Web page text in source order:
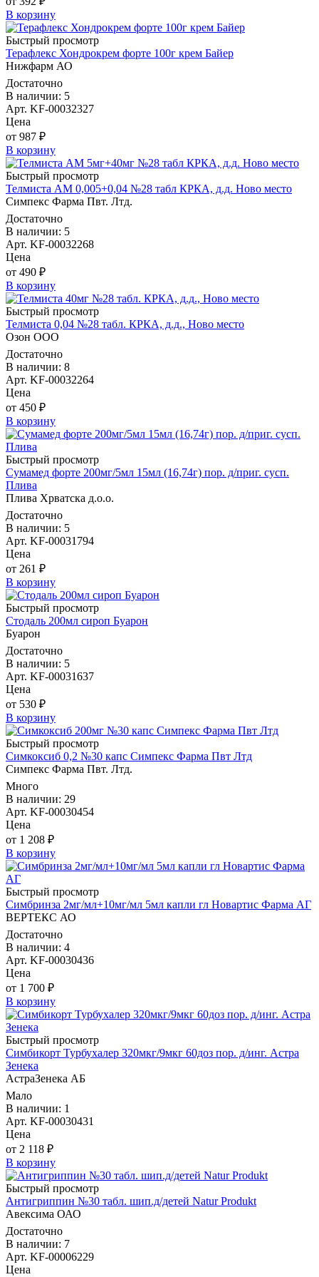
В корзину
Быстрый просмотр
Терафлекс Хондрокрем форте 100г крем Байер
Нижфарм АО
Достаточно
В наличии: 5
Арт. KF-00032327
Цена
от 987 ₽
В корзину
Быстрый просмотр
Телмиста АМ 0,005+0,04 №28 табл КРКА, д.д. Ново место
Симпекс Фарма Пвт. Лтд.
Достаточно
В наличии: 5
Арт. KF-00032268
Цена
от 490 ₽
В корзину
Быстрый просмотр
Телмиста 0,04 №28 табл. КРКА, д.д., Ново место
Озон ООО
Достаточно
В наличии: 8
Арт. KF-00032264
Цена
от 450 ₽
В корзину
Быстрый просмотр
Сумамед форте 200мг/5мл 15мл (16,74г) пор. д/приг. сусп.
Плива
Плива Хрватска д.о.о.
Достаточно
В наличии: 5
Арт. KF-00031794
Цена
от 261 ₽
В корзину
Быстрый просмотр
Стодаль 200мл сироп Буарон
Буарон
Достаточно
В наличии: 5
Арт. KF-00031637
Цена
от 530 ₽
В корзину
Быстрый просмотр
Симкоксиб 0,2 №30 капс Симпекс Фарма Пвт Лтд
Симпекс Фарма Пвт. Лтд.
Много
В наличии: 29
Арт. KF-00030454
Цена
от 1 208 ₽
В корзину
Быстрый просмотр
Симбринза 2мг/мл+10мг/мл 5мл капли гл Новартис Фарма АГ
ВЕРТЕКС АО
Достаточно
В наличии: 4
Арт. KF-00030436
Цена
от 1 700 ₽
В корзину
Быстрый просмотр
Симбикорт Турбухалер 320мкг/9мкг 60доз пор. д/инг. Астра
Зенека
АстраЗенека АБ
Мало
В наличии: 1
Арт. KF-00030431
Цена
от 2 118 ₽
В корзину
Быстрый просмотр
Антигриппин №30 табл. шип.д/детей Natur Produkt
Авексима ОАО
Достаточно
В наличии: 7
Арт. KF-00006229
Цена